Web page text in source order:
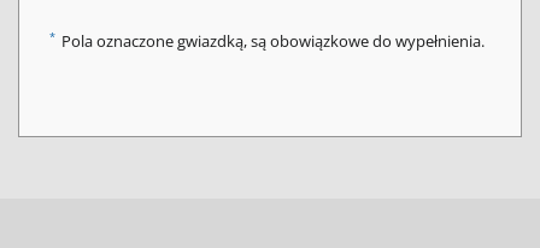
* Pola oznaczone gwiazdką, są obowiązkowe do wypełnienia.